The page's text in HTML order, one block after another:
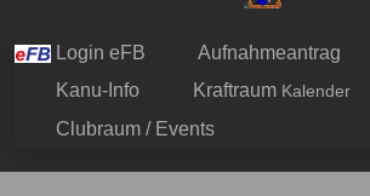
Login eFB Aufnahmeantrag
Kanu-Info
Kraftraum Kalender
Clubraum / Events